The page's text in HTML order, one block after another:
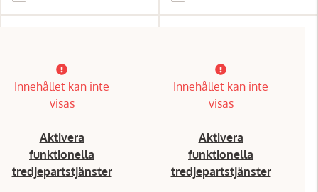
Innehållet kan inte
visas
Aktivera
funktionella
tredjepartstjänster
Innehållet kan inte
visas
Aktivera
funktionella
tredjepartstjänster